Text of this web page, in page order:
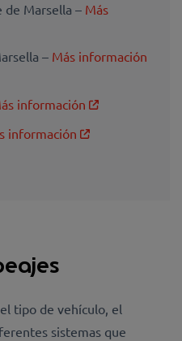
de Marsella – Más
– Más información
información
información
tipo de vehículo, el
sistemas que